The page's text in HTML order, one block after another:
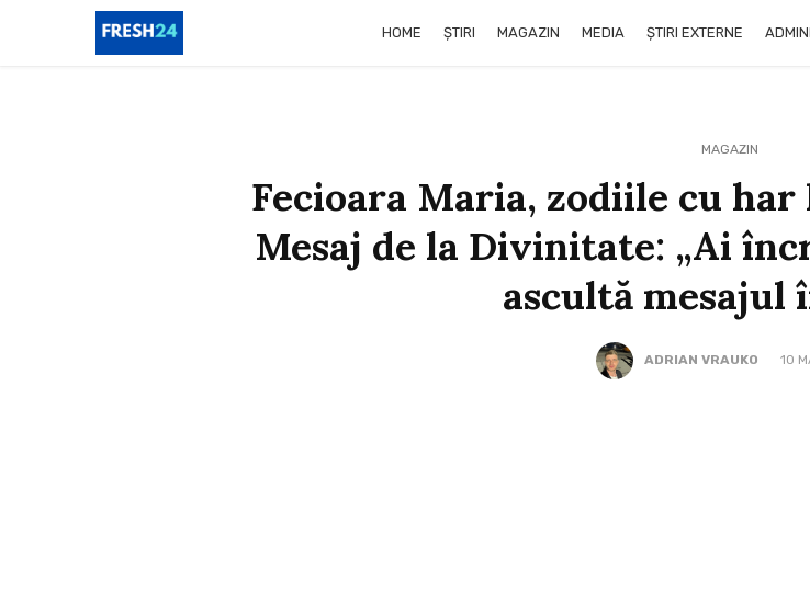
HOME ȘTIRI MAGAZIN MEDIA ȘTIRI EXTERNE
MAGAZIN
Fecioara Maria, zodiile cu
Mesaj de la Divinitate: „Ai
ascultă mesajul
ADRIAN VRAUKO 10